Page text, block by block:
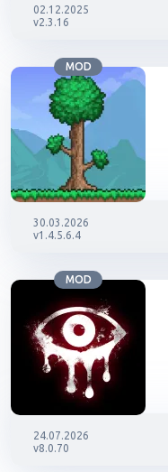
02.12.2025
v2.3.16
MOD
30.03.2026
v1.4.5.6.4
MOD
24.07.2026
v8.0.70